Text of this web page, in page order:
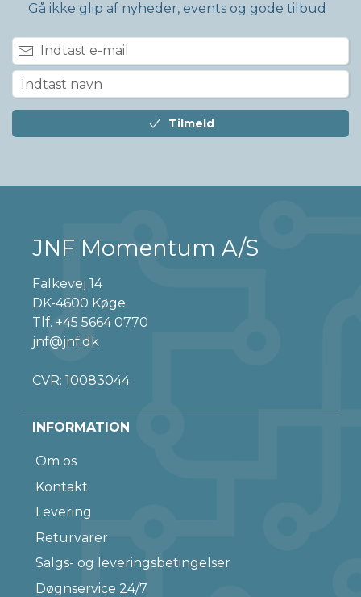
Gå ikke glip af nyheder, events og gode tilbud
Tilmeld
JNF Momentum A/S
Falkevej 14
DK-4600 Køge
Tlf. +45 5664 0770
jnf@jnf.dk
CVR: 10083044
INFORMATION
Om os
Kontakt
Levering
Returvarer
Salgs- og leveringsbetingelser
Døgnservice 24/7